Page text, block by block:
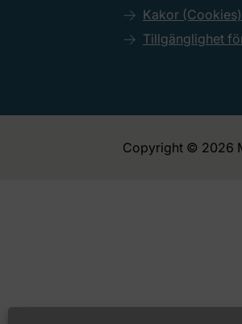
Kakor (Cookies)
Tillgänglighet
Copyright © 2026